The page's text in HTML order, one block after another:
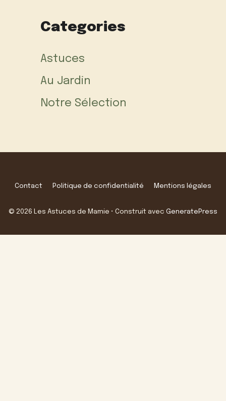
Categories
Astuces
Au Jardin
Notre Sélection
Contact Politique de confidentialité Mentions légales
© 2026 Les Astuces de Mamie • Construit avec GeneratePress